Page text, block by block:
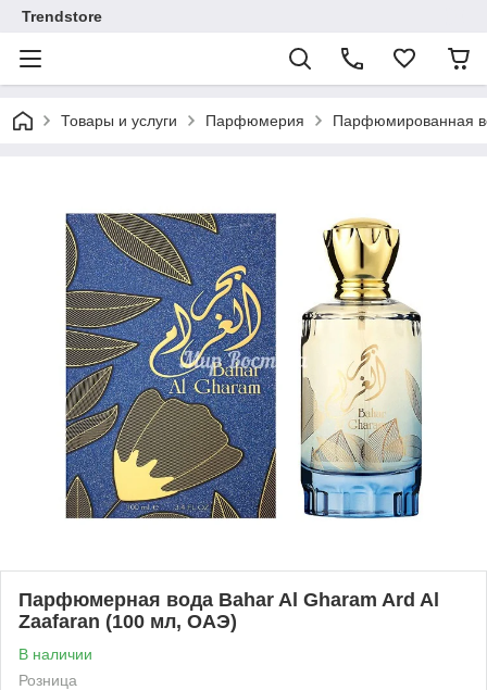
Trendstore
Товары и услуги Парфюмерия Парфюмированная
Парфюмерная вода Bahar Al Gharam Ard Al
Zaafaran (100 мл, ОАЭ)
В наличии
Розница